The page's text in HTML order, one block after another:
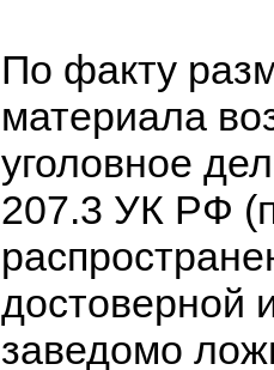
По факту
материала
уголовное
207.3 УК РФ
достоверной
заведомо